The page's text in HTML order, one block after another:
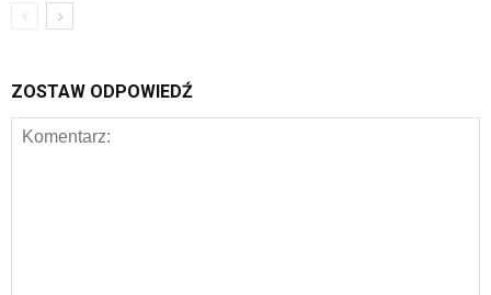
ZOSTAW ODPOWIEDŹ